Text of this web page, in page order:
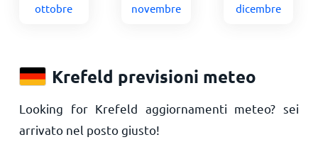
ottobre novembre dicembre
Krefeld previsioni meteo
Looking for Krefeld aggiornamenti meteo? sei
arrivato nel posto giusto!